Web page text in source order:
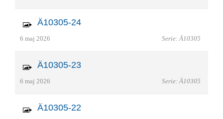
Ä10305-24
6 maj 2026 Serie: Ä10305
Ä10305-23
6 maj 2026 Serie: Ä10305
Ä10305-22